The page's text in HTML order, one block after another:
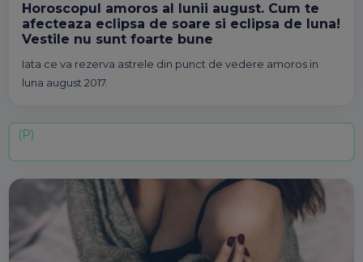
Horoscopul amoros al lunii august. Cum te
afecteaza eclipsa de soare si eclipsa de luna!
Vestile nu sunt foarte bune
Iata ce va rezerva astrele din punct de vedere amoros in
luna august 2017.